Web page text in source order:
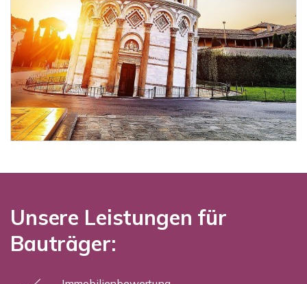
Unsere Leistungen für
Bauträger: